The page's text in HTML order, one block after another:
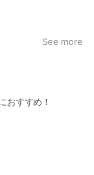
See more
おすすめ！